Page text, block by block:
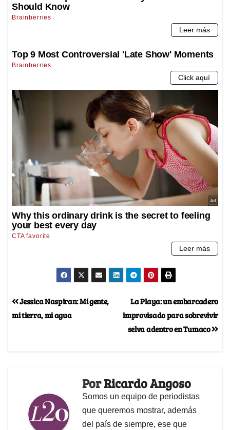
La Playa: un embarcadero
improvisado para sobrevivir
selva adentro en Tumaco
Jessica Naspiran: Mi gente,
mi tierra, mi agua
PorRicardo Angoso
Somos un equipo de periodistas
que queremos mostrar, además
del país de siempre, ese que